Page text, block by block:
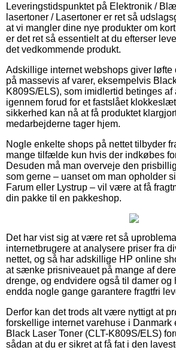
Leveringstidspunktet på Elektronik /
lasertoner / Lasertoner er ret så
at vi mangler dine nye produkter om
er det ret så essentielt at du efterser
det vedkommende produkt.
Adskillige internet webshops giver løfte
på massevis af varer, eksempelvis
K809S/ELS), som imidlertid betinges
igennem forud for et fastslået
sikkerhed kan nå at få produktet
medarbejderne tager hjem.
Nogle enkelte shops på nettet tilbyder
mange tilfælde kun hvis der indkøbes
Desuden må man overveje den
som gerne – uanset om man opholder
Farum eller Lystrup – vil være at få
din pakke til en pakkeshop.
Det har vist sig at være ret så
internetbrugere at analysere priser fra
nettet, og så har adskillige HP online
at sænke prisniveauet på mange af
drenge, og endvidere også til damer og
endda nogle gange garantere fragtfri
Derfor kan det trods alt være nyttigt at
forskellige internet varehuse i Danmark
Black Laser Toner (CLT-K809S/ELS)
sådan at du er sikret at få fat i den